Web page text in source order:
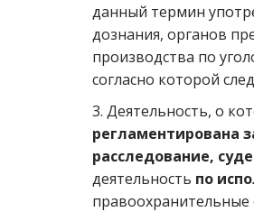
данный термин
дознания, органов
производства по
согласно которой
3. Деятельность, о
регламентирована
расследование,
деятельность по
правоохранительные